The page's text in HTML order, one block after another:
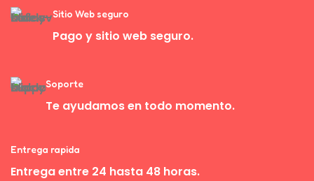
Sitio Web seguro
Pago y sitio web seguro.
Soporte
Te ayudamos en todo momento.
Entrega rapida
Entrega entre 24 hasta 48 horas.